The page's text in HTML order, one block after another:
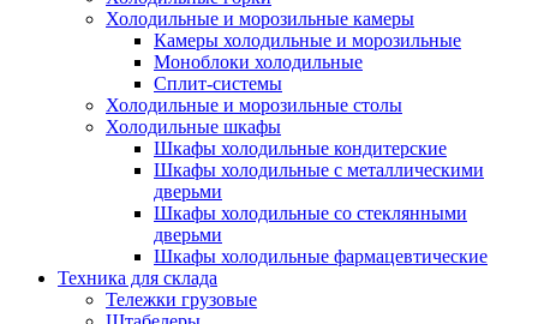
Холодильные и морозильные камеры
Камеры холодильные и морозильные
Моноблоки холодильные
Сплит-системы
Холодильные и морозильные столы
Холодильные шкафы
Шкафы холодильные кондитерские
Шкафы холодильные с металлическими
дверьми
Шкафы холодильные со стеклянными
дверьми
Шкафы холодильные фармацевтические
Техника для склада
Тележки грузовые